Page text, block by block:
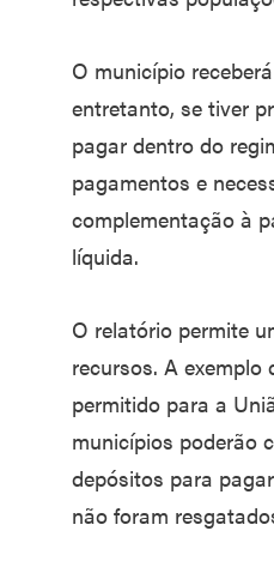
O município
entretanto, se tiver
pagar dentro do
pagamentos e
complementação à
líquida.
O relatório permite
recursos. A exemplo
permitido para a
municípios poderão
depósitos para
não foram